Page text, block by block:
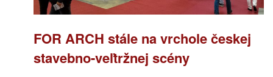
FOR ARCH stále na vrchole českej
stavebno-veľtržnej scény